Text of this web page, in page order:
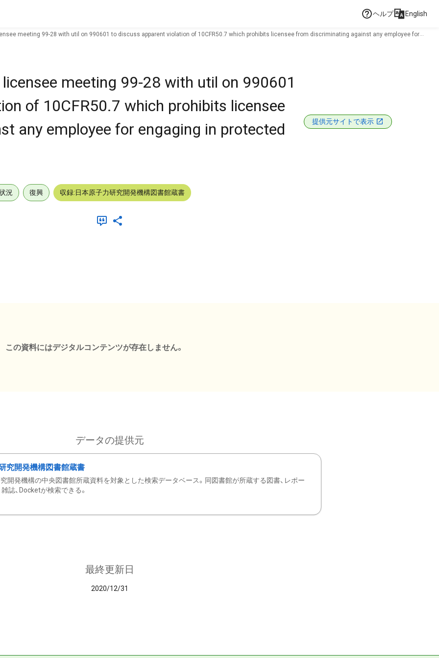
ヘルプ English
meeting 99-28 with util on 990601 to discuss apparent violation of 10CFR50.7 which prohibits licensee from discriminating against any employee for
meeting 99-28 with util on 990601
of 10CFR50.7 which prohibits licensee
any employee for engaging in protected
提供元サイトで表示
況 復興 収録:日本原子力研究開発機構図書館蔵書
この資料にはデジタルコンテンツが存在しません。
データの提供元
究開発機構図書館蔵書
開発機構の中央図書館所蔵資料を対象とした検索データベース。同図書館が所蔵する図書、レポー
雑誌、Docketが検索できる。
最終更新日
2020/12/31